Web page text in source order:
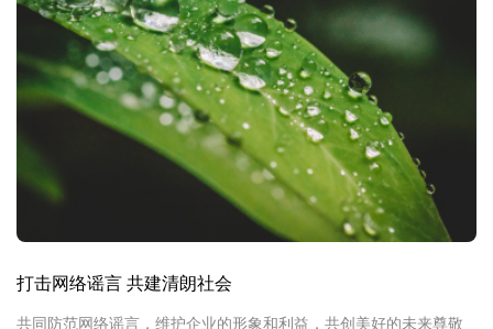
打击网络谣言 共建清朗社会
共同防范网络谣言，维护企业的形象和利益，共创美好的未来尊敬